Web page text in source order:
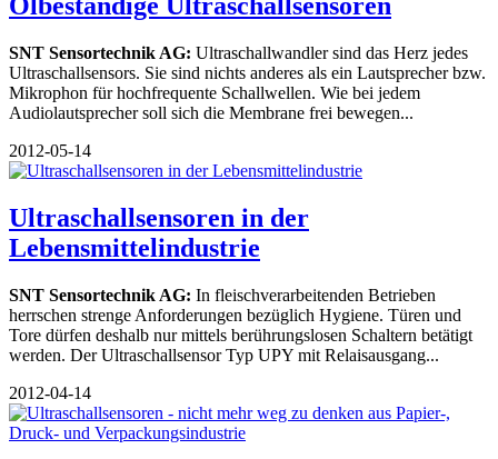
SNT Sensortechnik AG: Ultraschallwandler sind das Herz jedes
Ultraschallsensors. Sie sind nichts anderes als ein Lautsprecher bzw.
Mikrophon für hochfrequente Schallwellen. Wie bei jedem
Audiolautsprecher soll sich die Membrane frei bewegen...
2012-05-14
Ultraschallsensoren in der
Lebensmittelindustrie
SNT Sensortechnik AG: In fleischverarbeitenden Betrieben
herrschen strenge Anforderungen bezüglich Hygiene. Türen und
Tore dürfen deshalb nur mittels berührungslosen Schaltern betätigt
werden. Der Ultraschallsensor Typ UPY mit Relaisausgang...
2012-04-14